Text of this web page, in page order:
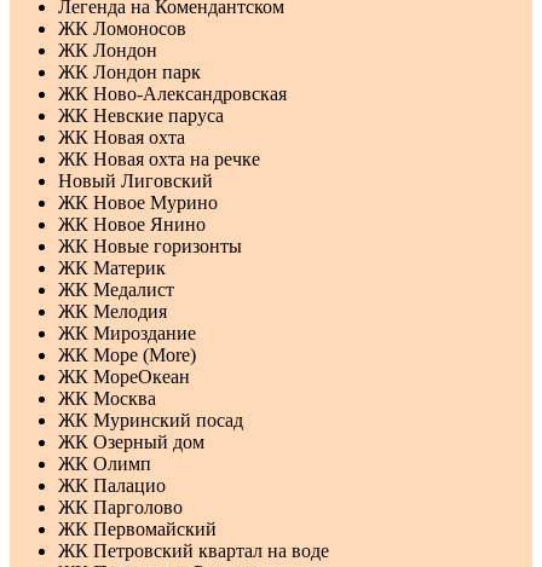
Легенда на Комендантском
ЖК Ломоносов
ЖК Лондон
ЖК Лондон парк
ЖК Ново-Александровская
ЖК Невские паруса
ЖК Новая охта
ЖК Новая охта на речке
Новый Лиговский
ЖК Новое Мурино
ЖК Новое Янино
ЖК Новые горизонты
ЖК Материк
ЖК Медалист
ЖК Мелодия
ЖК Мироздание
ЖК Море (More)
ЖК МореОкеан
ЖК Москва
ЖК Муринский посад
ЖК Озерный дом
ЖК Олимп
ЖК Палацио
ЖК Парголово
ЖК Первомайский
ЖК Петровский квартал на воде